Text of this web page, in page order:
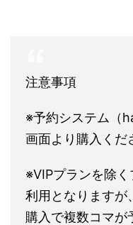
注意事項
※予約システム（
画面より購入くだ
※VIPプランを除
利用となりますが
購入で複数コマが